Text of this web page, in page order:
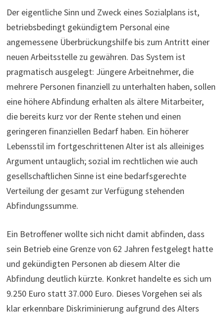
Der eigentliche Sinn und Zweck eines Sozialplans ist,
betriebsbedingt gekündigtem Personal eine
angemessene Überbrückungshilfe bis zum Antritt einer
neuen Arbeitsstelle zu gewähren. Das System ist
pragmatisch ausgelegt: Jüngere Arbeitnehmer, die
mehrere Personen finanziell zu unterhalten haben, sollen
eine höhere Abfindung erhalten als ältere Mitarbeiter,
die bereits kurz vor der Rente stehen und einen
geringeren finanziellen Bedarf haben. Ein höherer
Lebensstil im fortgeschrittenen Alter ist als alleiniges
Argument untauglich; sozial im rechtlichen wie auch
gesellschaftlichen Sinne ist eine bedarfsgerechte
Verteilung der gesamt zur Verfügung stehenden
Abfindungssumme.
Ein Betroffener wollte sich nicht damit abfinden, dass
sein Betrieb eine Grenze von 62 Jahren festgelegt hatte
und gekündigten Personen ab diesem Alter die
Abfindung deutlich kürzte. Konkret handelte es sich um
9.250 Euro statt 37.000 Euro. Dieses Vorgehen sei als
klar erkennbare Diskriminierung aufgrund des Alters